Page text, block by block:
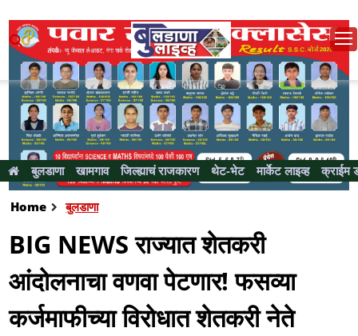
बुलडाणा खामगाव जिल्ह्याचं राजकारण थेट-भेट मार्केट लाइव्ह क्राईम
Home बुलडाणा
BIG NEWS राज्यात शेतकरी
आंदोलनाचा वणवा पेटणार! फसव्या
कर्जमाफीच्या विरोधात शेतकरी नेते